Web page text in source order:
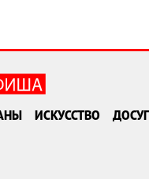
ИСКУССТВО ДОСУГ